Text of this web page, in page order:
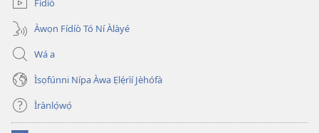
Fídíò
Àwọn Fídíò Tó Ní Àlàyé
Wá a
Ìsọfúnni Nípa Àwa Ẹlẹ́rìí Jèhófà
Ìrànlọ́wọ́